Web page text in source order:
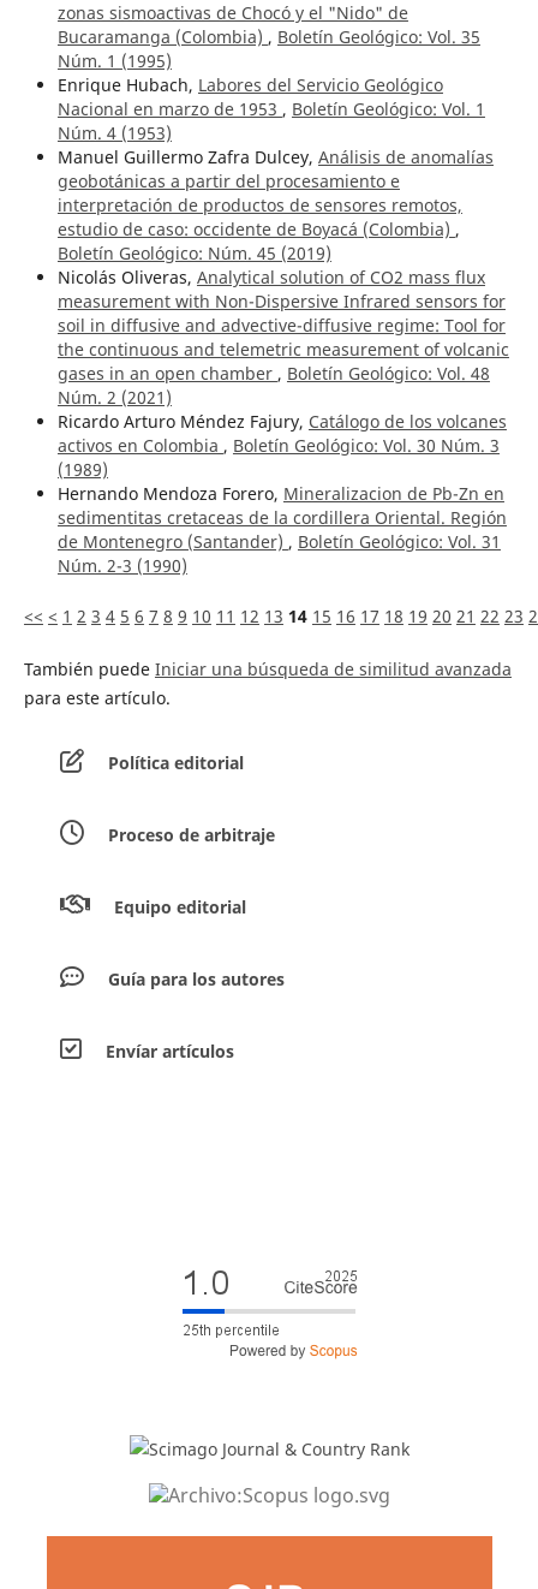
zonas sismoactivas de Chocó y el "Nido" de
Bucaramanga (Colombia) , Boletín Geológico: Vol. 35
Núm. 1 (1995)
Enrique Hubach, Labores del Servicio Geológico
Nacional en marzo de 1953 , Boletín Geológico: Vol. 1
Núm. 4 (1953)
Manuel Guillermo Zafra Dulcey, Análisis de anomalías
geobotánicas a partir del procesamiento e
interpretación de productos de sensores remotos,
estudio de caso: occidente de Boyacá (Colombia) ,
Boletín Geológico: Núm. 45 (2019)
Nicolás Oliveras, Analytical solution of CO2 mass flux
measurement with Non-Dispersive Infrared sensors for
soil in diffusive and advective-diffusive regime: Tool for
the continuous and telemetric measurement of volcanic
gases in an open chamber , Boletín Geológico: Vol. 48
Núm. 2 (2021)
Ricardo Arturo Méndez Fajury, Catálogo de los volcanes
activos en Colombia , Boletín Geológico: Vol. 30 Núm. 3
(1989)
Hernando Mendoza Forero, Mineralizacion de Pb-Zn en
sedimentitas cretaceas de la cordillera Oriental. Región
de Montenegro (Santander) , Boletín Geológico: Vol. 31
Núm. 2-3 (1990)
<< < 1 2 3 4 5 6 7 8 9 10 11 12 13 14 15 16 17 18 19 20 21 22 23
También puede Iniciar una búsqueda de similitud avanzada
para este artículo.
Política editorial
Proceso de arbitraje
Equipo editorial
Guía para los autores
Envíar artículos